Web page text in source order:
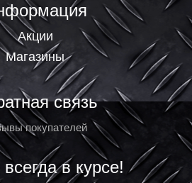
Акции
Магазины
связь
покупателей
в курсе!